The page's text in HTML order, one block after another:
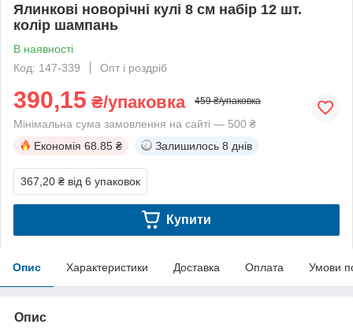
Ялинкові новорічні кулі 8 см набір 12 шт.
колір шампань
В наявності
Код: 147-339
Опт і роздріб
390,15 ₴/упаковка 459 ₴/упаковка
Мінімальна сума замовлення на сайті — 500 ₴
Економія 68.85 ₴ Залишилось 8 днів
367,20 ₴ від 6 упаковок
Купити
Опис Характеристики Доставка Оплата Умови
Опис